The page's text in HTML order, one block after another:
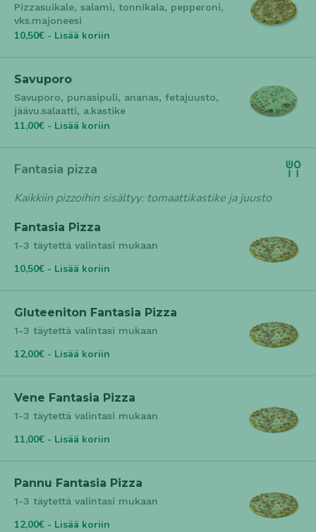
Pizzasuikale, salami, tonnikala, pepperoni,
vks.majoneesi
10,50€ - Lisää koriin
Savuporo
Savuporo, punasipuli, ananas, fetajuusto,
jäävu.salaatti, a.kastike
11,00€ - Lisää koriin
Fantasia pizza
Kaikkiin pizzoihin sisältyy: tomaattikastike ja juusto
Fantasia Pizza
1-3 täytettä valintasi mukaan
10,50€ - Lisää koriin
Gluteeniton Fantasia Pizza
1-3 täytettä valintasi mukaan
12,00€ - Lisää koriin
Vene Fantasia Pizza
1-3 täytettä valintasi mukaan
11,00€ - Lisää koriin
Pannu Fantasia Pizza
1-3 täytettä valintasi mukaan
12,00€ - Lisää koriin